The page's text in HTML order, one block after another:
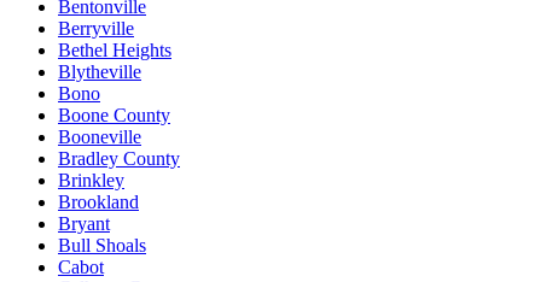
Bentonville
Berryville
Bethel Heights
Blytheville
Bono
Boone County
Booneville
Bradley County
Brinkley
Brookland
Bryant
Bull Shoals
Cabot